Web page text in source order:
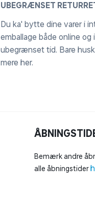
UBEGRÆNSET
Du ka' bytte dine varer i
emballage både online og
ubegrænset tid. Bare
mere her.
Bemærk andre
alle åbningstider